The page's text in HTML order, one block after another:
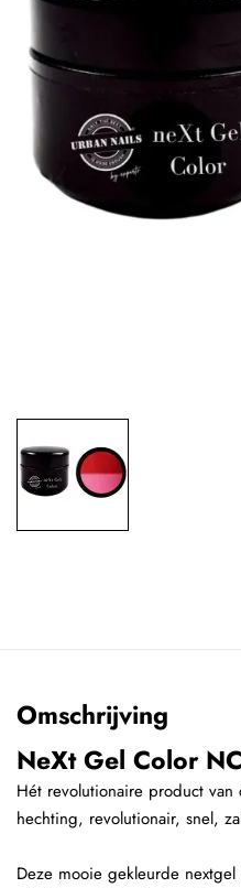
Omschrijving
NeXt Gel Color
Hét revolutionaire product
hechting, revolutionair, snel,
Deze mooie gekleurde